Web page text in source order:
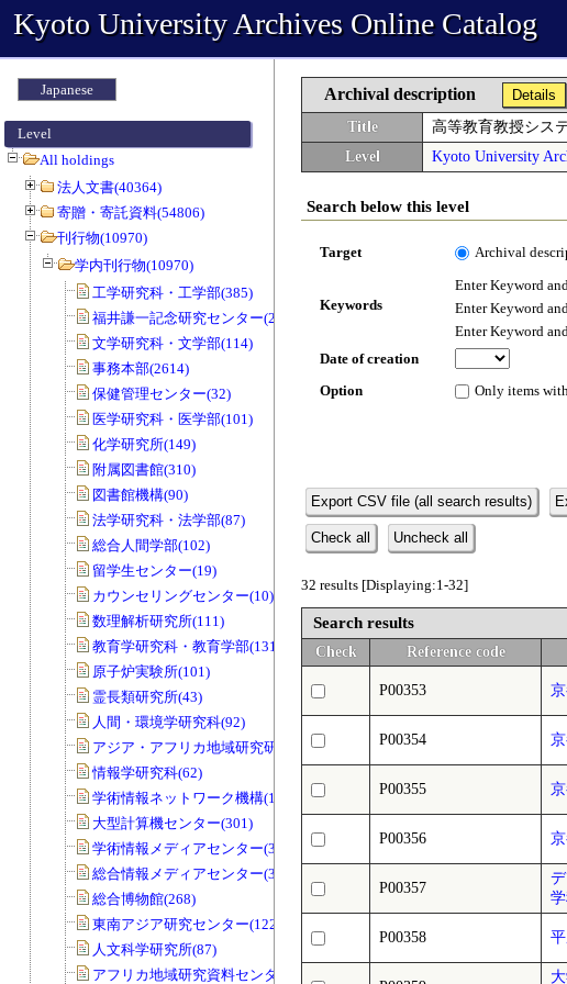
Kyoto University Archives Online Catalog
Japanese
Level
All holdings
法人文書(40364)
寄贈・寄託資料(54806)
刊行物(10970)
学内刊行物(10970)
工学研究科・工学部(385)
福井謙一記念研究センター(20)
文学研究科・文学部(114)
事務本部(2614)
保健管理センター(32)
医学研究科・医学部(101)
化学研究所(149)
附属図書館(310)
図書館機構(90)
法学研究科・法学部(87)
総合人間学部(102)
留学生センター(19)
カウンセリングセンター(10)
数理解析研究所(111)
教育学研究科・教育学部(131)
原子炉実験所(101)
霊長類研究所(43)
人間・環境学研究科(92)
アジア・アフリカ地域研究研究科(33)
情報学研究科(62)
学術情報ネットワーク機構(11)
大型計算機センター(301)
学術情報メディアセンター(39)
総合情報メディアセンター(33)
総合博物館(268)
東南アジア研究センター(122)
人文科学研究所(87)
アフリカ地域研究資料センター(79)
Archival description
Details
Title
高等教育教授シス
Level
Kyoto University
Search below this level
Target Archival
Keywords
Enter Keyword
Enter Keyword
Enter Keyword
Date of creation
Option
Only items
Export CSV file (all search results)
Check all
Uncheck all
32 results [Displaying:1-32]
Search results
Check Reference code
P00353
P00354
P00355
P00356
P00357
P00358